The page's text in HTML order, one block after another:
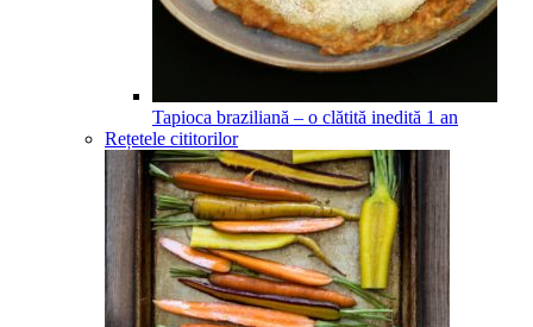
Tapioca braziliană – o clătită inedită 1 an
Rețetele cititorilor